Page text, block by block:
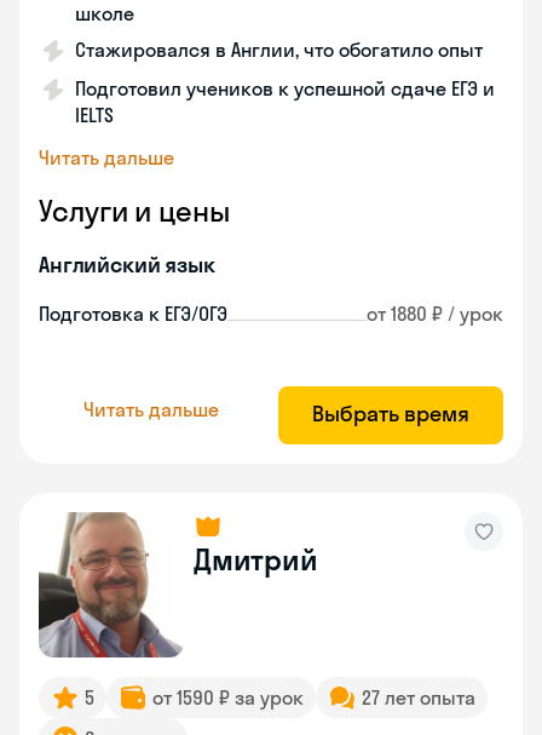
школе
Стажировался в Англии, что обогатило опыт
Подготовил учеников к успешной сдаче ЕГЭ и
IELTS
Читать дальше
Услуги и цены
Английский язык
Подготовка к ЕГЭ/ОГЭ от 1880 ₽ / урок
Читать дальше Выбрать время
Дмитрий
5 от 1590 ₽ за урок
27 лет опыта